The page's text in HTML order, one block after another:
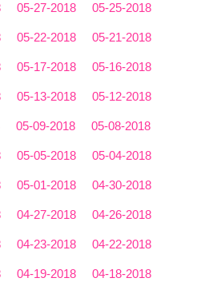
05-27-2018 05-25-2018
05-22-2018 05-21-2018
05-17-2018 05-16-2018
05-13-2018 05-12-2018
05-09-2018 05-08-2018
05-05-2018 05-04-2018
05-01-2018 04-30-2018
04-27-2018 04-26-2018
04-23-2018 04-22-2018
04-19-2018 04-18-2018